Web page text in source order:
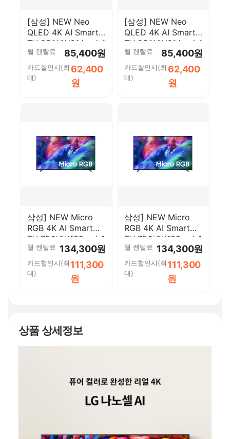
[삼성] NEW Neo
QLED 4K AI Smart
TV 85인치(214cm) 1
등급
KQ85QNH70AFXKR-
W [페이]
월 렌탈료 85,400원
카드할인시(최
대)
62,400
원
[삼성] NEW Neo
QLED 4K AI Smart
TV 85인치(214cm) 1
등급
KQ85QNH70AFXKR-
S [페이]
월 렌탈료 85,400원
카드할인시(최
대)
62,400
원
삼성] NEW Micro
RGB 4K AI Smart
TV 75인치(189cm) 1
등급
KMR75RH85AFXKR-
W [페이]
월 렌탈료 134,300원
카드할인시(최
대)
111,300
원
삼성] NEW Micro
RGB 4K AI Smart
TV 75인치(189cm) 1
등급
KMR75RH85AFXKR-
S [페이]
월 렌탈료 134,300원
카드할인시(최
대)
111,300
원
상품 상세정보